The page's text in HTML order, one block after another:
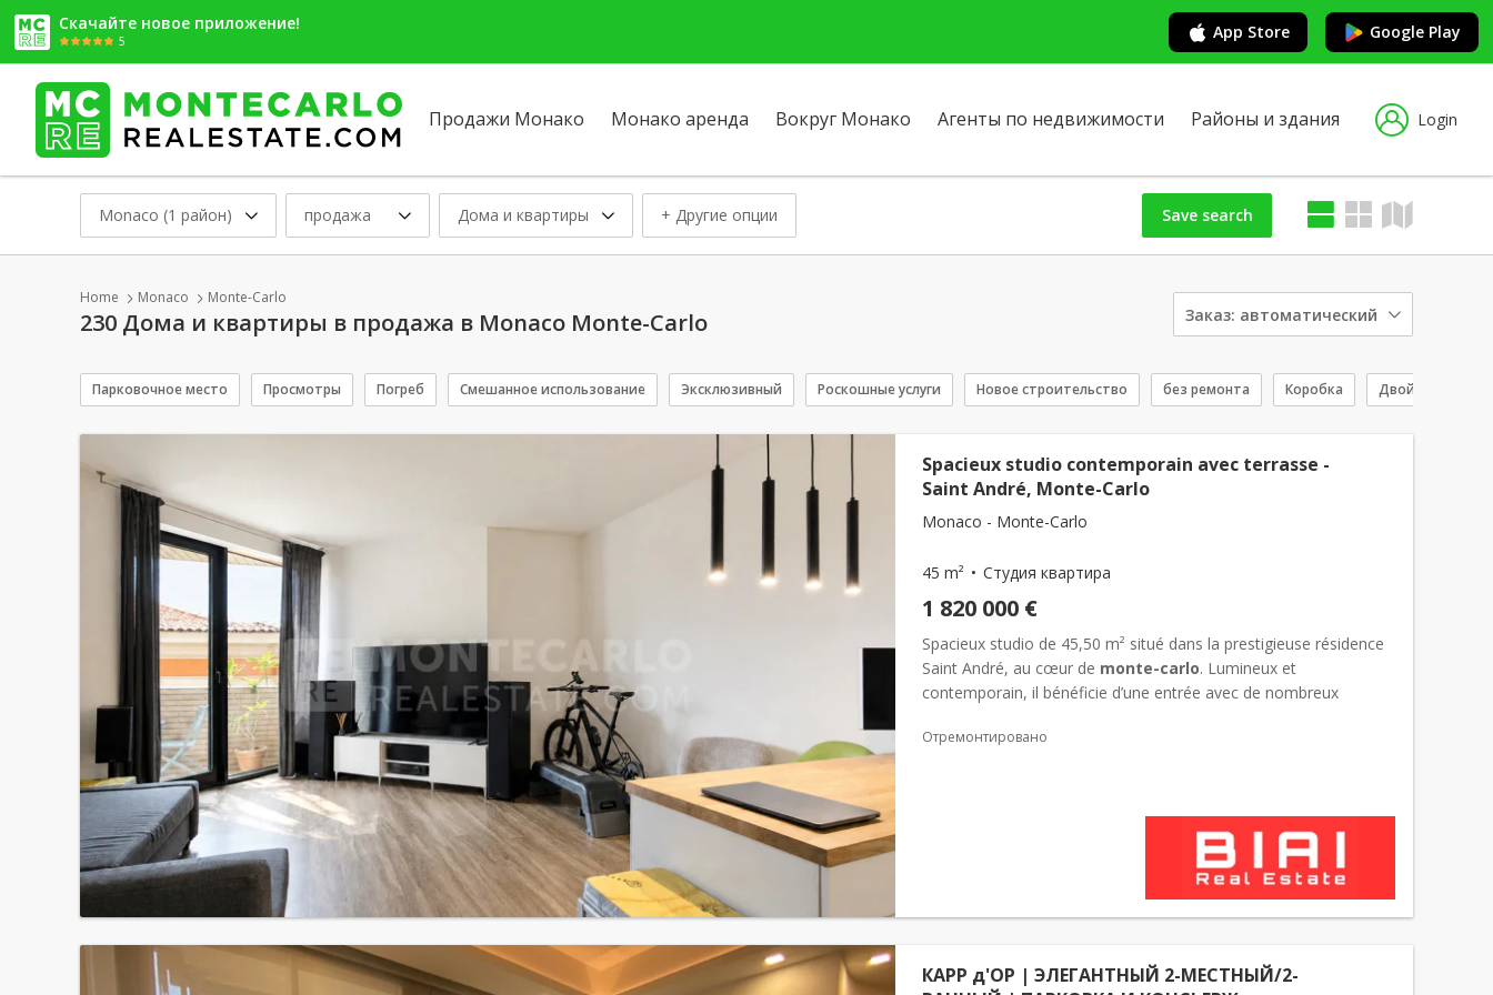
Скачайте новое приложение!
5 App Store Google Play
Продажи Монако Монако аренда Вокруг Монако Агенты по недвижимости Районы и здания Login
Monaco (1 район) продажа Дома и квартиры + Другие опции
Заказ: автоматический
Save search
Home Monaco Monte-Carlo
230 Дома и квартиры в продажа в Monaco Monte-Carlo
Парковочное место Просмотры Погреб Смешанное использование Эксклюзивный Роскошные услуги Новое строительство без ремонта Коробка Двойной гараж
Spacieux studio contemporain avec terrasse -
Saint André, Monte-Carlo
Monaco - Monte-Carlo
45 m² Студия квартира
1 820 000 €
Spacieux studio de 45,50 m² situé dans la prestigieuse résidence
Saint André, au cœur de monte-carlo. Lumineux et
contemporain, il bénéficie d’une entrée avec de nombreux
et d’une cuisin...
Отремонтировано
КАРР д'ОР | ЭЛЕГАНТНЫЙ 2-МЕСТНЫЙ/2-